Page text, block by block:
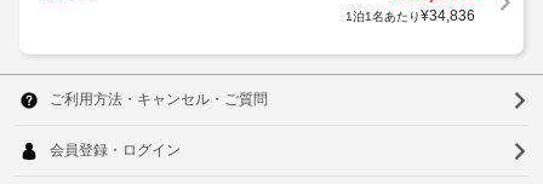
1泊1名あたり¥34,836